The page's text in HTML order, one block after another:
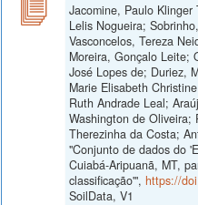
Jacomine, Paulo
Lelis Nogueira;
Vasconcelos, Tereza
Moreira, Gonçalo Leite;
José Lopes de; Duriez,
Marie Elisabeth
Ruth Andrade Leal;
Washington de Oliveira;
Therezinha da Costa;
"Conjunto de dados do
Cuiabá-Aripuanã, MT,
classificação'", https://
SoilData, V1